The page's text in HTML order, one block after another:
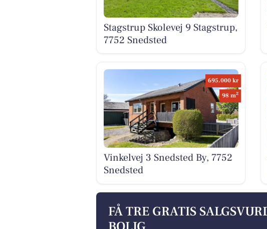
Stagstrup Skolevej 9 Stagstrup,
7752 Snedsted
695.000 kr
98 m2
Vinkelvej 3 Snedsted By, 7752
Snedsted
FÅ TRE GRATIS